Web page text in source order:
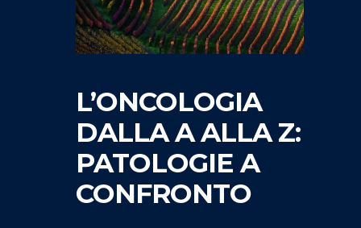
L’ONCOLOGIA
DALLA A ALLA Z:
PATOLOGIE A
CONFRONTO